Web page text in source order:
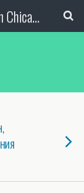
The Bulgarian Media Portal in Chicago